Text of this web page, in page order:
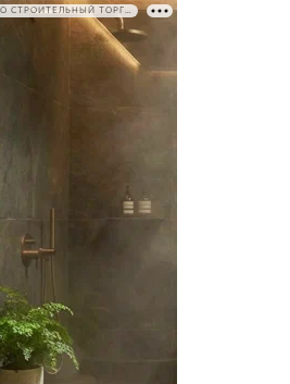
РЕКЛАМА • ООО СТРОИТЕЛЬНЫЙ ТОРГОВЫЙ ДОМ «ПЕТРОВИЧ». ИНН: 7802348846